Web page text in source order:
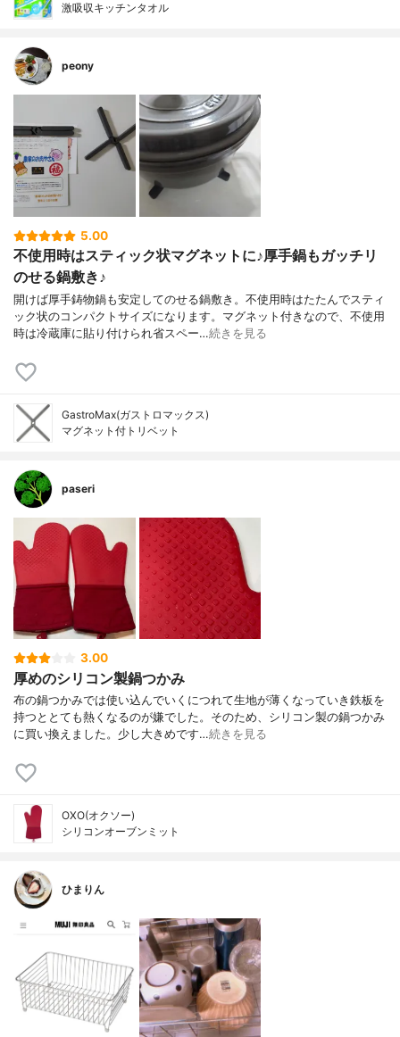
激吸収キッチンタオル
peony
5.00
不使用時はスティック状マグネットに♪厚手鍋もガッチリ
のせる鍋敷き♪
開けば厚手鋳物鍋も安定してのせる鍋敷き。不使用時はたたんでスティ
ック状のコンパクトサイズになります。マグネット付きなので、不使用
時は冷蔵庫に貼り付けられ省スペー…続きを見る
GastroMax(ガストロマックス)
マグネット付トリベット
paseri
3.00
厚めのシリコン製鍋つかみ
布の鍋つかみでは使い込んでいくにつれて生地が薄くなっていき鉄板を
持つととても熱くなるのが嫌でした。そのため、シリコン製の鍋つかみ
に買い換えました。少し大きめです…続きを見る
OXO(オクソー)
シリコンオーブンミット
ひまりん